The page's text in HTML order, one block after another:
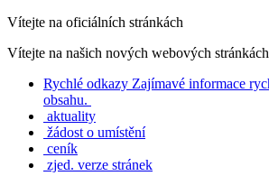
Vítejte na oficiálních stránkách
Vítejte na našich nových webových
Rychlé odkazy Zajímavé informace
obsahu.
aktuality
žádost o umístění
ceník
zjed. verze stránek